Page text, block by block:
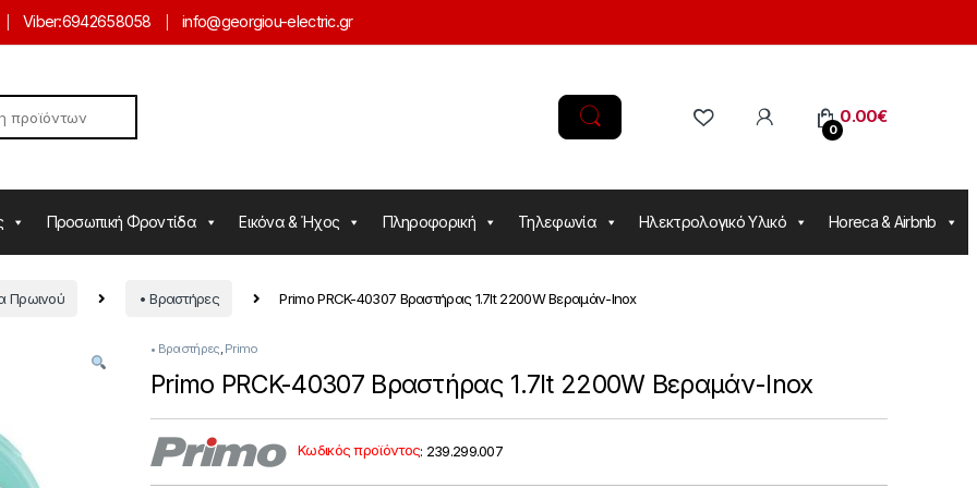
Viber:6942658058 info@georgiou-electric.gr
0
0.00€
Προσωπική Φροντίδα Εικόνα & Ήχος Πληροφορική Τηλεφωνία Ηλεκτρολογικό Υλικό Horeca & Airbnb
Πρωινού • Βραστήρες Primo PRCK-40307 Βραστήρας 1.7lt 2200W Βεραμάν-Inox
• Βραστήρες Primo
Primo PRCK-40307 Βραστήρας 1.7lt 2200W Βεραμάν-Inox
Κωδικός προϊόντος: 239.299.007